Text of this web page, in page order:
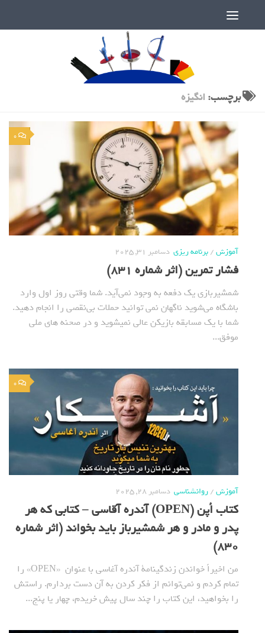
برچسب:انگیزه
0
آموزش/برنامه ریزی دسامبر 31, 2025
فشار تمرین (اثر شماره 831)
شمشیربازی یک دفعه به وجود نمی‌آید. شما وقتی روز اول وارد
باشگاه می‌شوید ناگهان نمی توانید حملات بی‌نقصی را انجام ‌دهید.
شما با یک مسابقه بازیکن عالی نمیشوید و در صحنه های ملی
موفق...
0
آموزش/روانشناسی دسامبر 28, 2025
کتاب اُپن (OPEN) آندره آقاسی – کتابی که هر
پدر و مادر و هر شمشیرباز باید بخواند (اثر شماره
830)
من اخیراً خواندن زندگینامة آندره آغاسی با عنوان «OPEN» را
تمام کردم و نمی‌توانم از فکر کردن به آن دست بردارم. راستش
را بخواهید، این کتاب را چند سال پیش خریدم، چهار یا پنج...